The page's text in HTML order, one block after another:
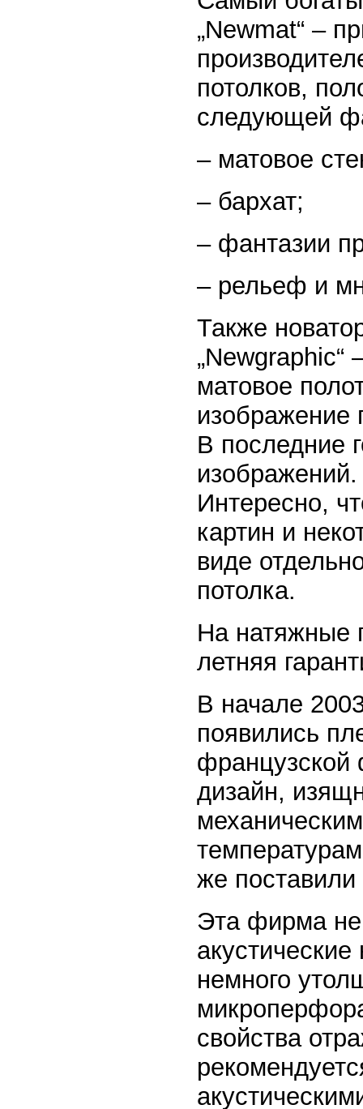
„Newmat“ –
потолков,
следующей
– матовое
– бархат;
– фантазии
– рельеф и
Также
„Newgraphic“
матовое
изображение
В последние
Интересно,
картин и
виде
потолка.
На натяжные
летняя
В начале
появились
французской
дизайн,
же
Эта фирма не
немного
свойства